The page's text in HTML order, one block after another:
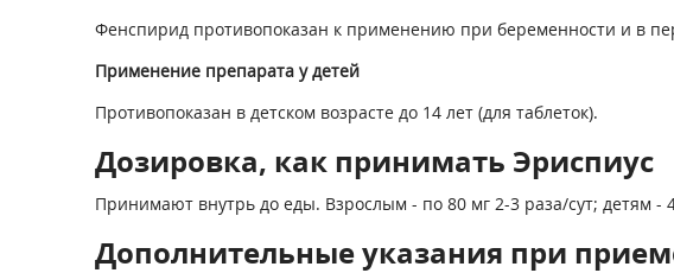
Фенспирид противопоказан к применению при беременности и в
Применение препарата у детей
Противопоказан в детском возрасте до 14 лет (для таблеток).
Дозировка, как принимать Эриспиус
Принимают внутрь до еды. Взрослым - по 80 мг 2-3 раза/сут; детям - 4
Дополнительные указания при